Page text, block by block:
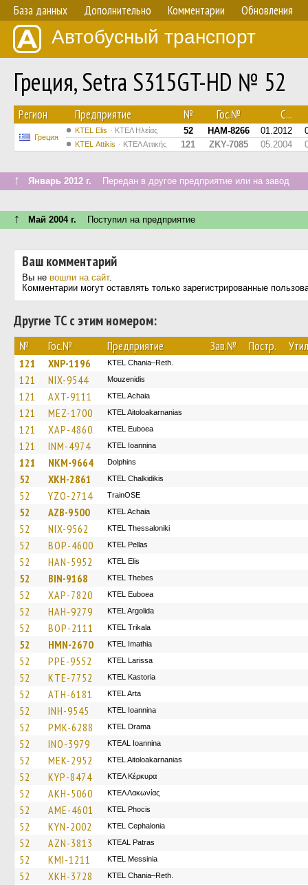
База данных Дополнительно Комментарии Обновления
Автобусный транспорт
Греция, Setra S315GT-HD № 52
Регион Предприятие № Гос.№ С...
Греция
KTEL Elis ΚΤΕΛ Ηλείας 52 HAM-8266 01.2012
KΤΕL Αttikis ΚΤΕΛ Αττικής 121 ZKY-7085 05.2004
↑ Январь 2012 г. Передан в другое предприятие или на завод
↑ Май 2004 г. Поступил на предприятие
Ваш комментарий
Вы не вошли на сайт.
Комментарии могут оставлять только зарегистрированные
Другие ТС с этим номером:
№ Гос.№ Предприятие Зав.№ Постр.
121 XNP-1196 KTEL Chania–Reth.
121 NIX-9544 Mouzenidis
121 AXT-9111 KTEL Achaia
121 MEZ-1700 KTEL Aitoloakarnanias
121 XAP-4860 ΚΤΕL Euboea
121 INM-4974 KTEL Ioannina
121 NKM-9664 Dolphins
52 XKH-2861 ΚΤΕL Chalkidikis
52 YZO-2714 TrainΟSE
52 AZB-9500 KTEL Achaia
52 NIX-9562 KTEL Thessaloniki
52 BOP-4600 KTEL Pellas
52 HAN-5952 KTEL Elis
52 BIN-9168 KTEL Thebes
52 XAP-7820 ΚΤΕL Euboea
52 HAH-9279 KTEL Argolida
52 BOP-2111 ΚΤΕL Τrikala
52 HMN-2670 KTEL Imathia
52 PPE-9552 KTEL Larissa
52 KTE-7752 KTEL Kastoria
52 ATH-6181 KTEL Arta
52 INH-9545 KTEL Ioannina
52 PMK-6288 KTEL Drama
52 INO-3979 KTEAL Ioannina
52 MEK-2952 KTEL Aitoloakarnanias
52 KYP-8474 ΚΤΕΛ Κέρκυρα
52 AKH-5060 ΚΤΕΛ Λακωνίας
52 AME-4601 ΚΤΕL Phocis
52 KYN-2002 KTEL Cephalonia
52 AZN-3813 KTEAL Patras
52 KMI-1211 KTEL Messinia
52 XKH-3728 KTEL Chania–Reth.